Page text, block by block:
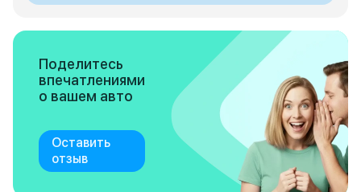
Поделитесь
впечатлениями
о вашем авто
Оставить
отзыв